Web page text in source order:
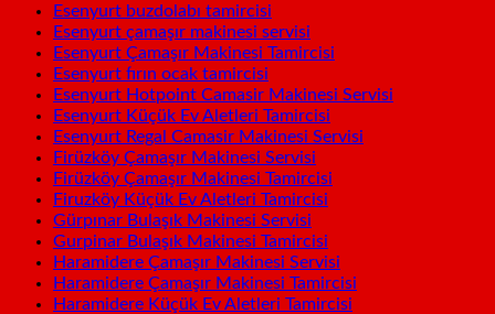
Esenyurt buzdolabı tamircisi
Esenyurt çamaşır makinesi servisi
Esenyurt Çamaşır Makinesi Tamircisi
Esenyurt fırın ocak tamircisi
Esenyurt Hotpoint Camasir Makinesi Servisi
Esenyurt Küçük Ev Aletleri Tamircisi
Esenyurt Regal Camasir Makinesi Servisi
Firüzköy Çamaşır Makinesi Servisi
Firüzköy Çamaşır Makinesi Tamircisi
Firuzköy Küçük Ev Aletleri Tamircisi
Gürpınar Bulaşık Makinesi Servisi
Gurpinar Bulaşık Makinesi Tamircisi
Haramidere Çamaşır Makinesi Servisi
Haramidere Çamaşır Makinesi Tamircisi
Haramidere Küçük Ev Aletleri Tamircisi